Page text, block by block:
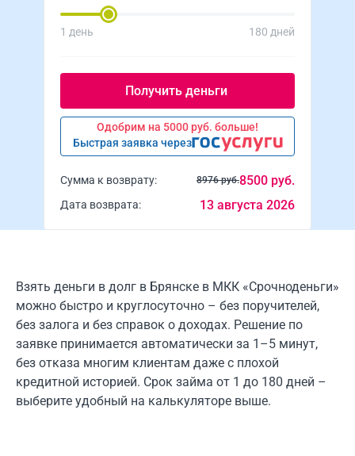
1 день 180 дней
Одобрим на 5000 руб. больше!
Быстрая заявка через
Сумма к возврату: 8500 руб.
8976 руб.
Дата возврата: 13 августа 2026
Взять деньги в долг в Брянске в МКК «Срочноденьги»
можно быстро и круглосуточно – без поручителей,
без залога и без справок о доходах. Решение по
заявке принимается автоматически за 1–5 минут,
без отказа многим клиентам даже с плохой
кредитной историей. Срок займа от 1 до 180 дней –
выберите удобный на калькуляторе выше.